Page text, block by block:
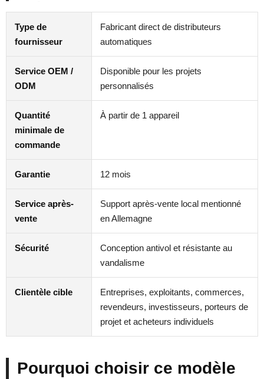
Type de
fournisseur
Fabricant direct de distributeurs
automatiques
Service OEM /
ODM
Disponible pour les projets
personnalisés
Quantité
minimale de
commande
À partir de 1 appareil
Garantie 12 mois
Service après-
vente
Support après-vente local mentionné
en Allemagne
Sécurité
Conception antivol et résistante au
vandalisme
Clientèle cible
Entreprises, exploitants, commerces,
revendeurs, investisseurs, porteurs de
projet et acheteurs individuels
Pourquoi choisir ce modèle